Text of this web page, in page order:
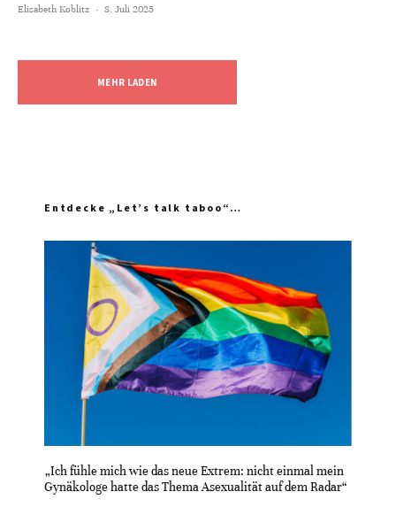
Elisabeth Koblitz · 8. Juli 2025
MEHR LADEN
Entdecke „Let’s talk taboo“…
„Ich fühle mich wie das neue Extrem: nicht einmal mein
Gynäkologe hatte das Thema Asexualität auf dem Radar“